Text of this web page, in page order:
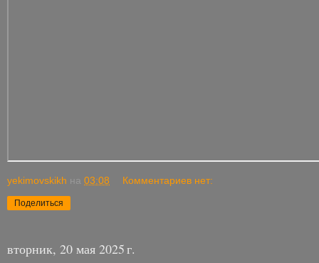
yekimovskikh на 03:08 Комментариев нет:
Поделиться
вторник, 20 мая 2025 г.